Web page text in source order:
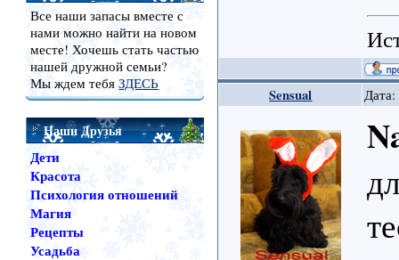
Все наши запасы вместе с
нами можно найти на новом
месте! Хочешь стать частью
нашей дружной семьи?
Мы ждем тебяЗДЕСЬ
Наши Друзья
Дети
Красота
Психология отношений
Магия
Рецепты
Усадьба
Sensual